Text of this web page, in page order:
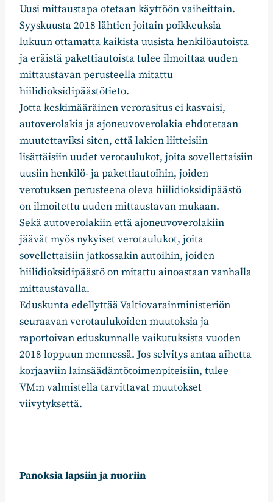
Uusi mittaustapa otetaan käyttöön vaiheittain.
Syyskuusta 2018 lähtien joitain poikkeuksia
lukuun ottamatta kaikista uusista henkilöautoista
ja eräistä pakettiautoista tulee ilmoittaa uuden
mittaustavan perusteella mitattu
hiilidioksidipäästötieto.
Jotta keskimääräinen verorasitus ei kasvaisi,
autoverolakia ja ajoneuvoverolakia ehdotetaan
muutettaviksi siten, että lakien liitteisiin
lisättäisiin uudet verotaulukot, joita sovellettaisiin
uusiin henkilö- ja pakettiautoihin, joiden
verotuksen perusteena oleva hiilidioksidipäästö
on ilmoitettu uuden mittaustavan mukaan.
Sekä autoverolakiin että ajoneuvoverolakiin
jäävät myös nykyiset verotaulukot, joita
sovellettaisiin jatkossakin autoihin, joiden
hiilidioksidipäästö on mitattu ainoastaan vanhalla
mittaustavalla.
Eduskunta edellyttää Valtiovarainministeriön
seuraavan verotaulukoiden muutoksia ja
raportoivan eduskunnalle vaikutuksista vuoden
2018 loppuun mennessä. Jos selvitys antaa aihetta
korjaaviin lainsäädäntötoimenpiteisiin, tulee
VM:n valmistella tarvittavat muutokset
viivytyksettä.
Panoksia lapsiin ja nuoriin